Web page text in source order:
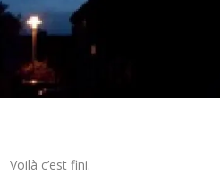
Voilà c’est fini.